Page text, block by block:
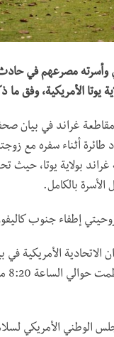
وأسرته مصرعهم في
يوتا الأمريكية، وفق
غراند في بيان
طائرة أثناء سفره مع
غراند بولاية يوتا،
بالكامل.
الاتحادية الأمريكية في
الوطني الأمريكي